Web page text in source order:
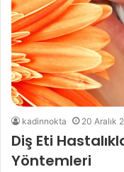
kadinnokta 20 Aralık
Diş Eti
Yöntemleri